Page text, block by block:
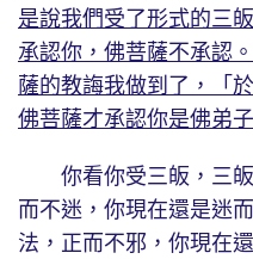
是說我們受了形式的三
承認你，佛菩薩不承認
薩的教誨我做到了，「
佛菩薩才承認你是佛弟子
你看你受三皈，三皈
而不迷，你現在還是迷
法，正而不邪，你現在